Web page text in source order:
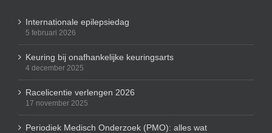
Internationale epilepsiedag
5 februari 2026
Keuring bij onafhankelijke keuringsarts
4 december 2025
Racelicentie verlengen 2026
17 november 2025
Periodiek Medisch Onderzoek (PMO): alles wat